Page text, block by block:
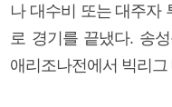
나 대수비 또는 대주자
로 경기를 끝냈다. 송
애리조나전에서 빅리